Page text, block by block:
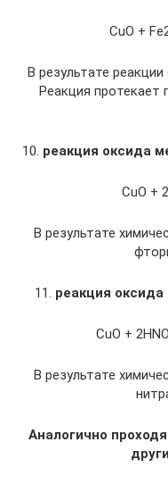
CuО +
В результате
Реакция протекает
10. реакция оксида
CuO +
В результате
11. реакция
CuO +
В результате
Аналогично